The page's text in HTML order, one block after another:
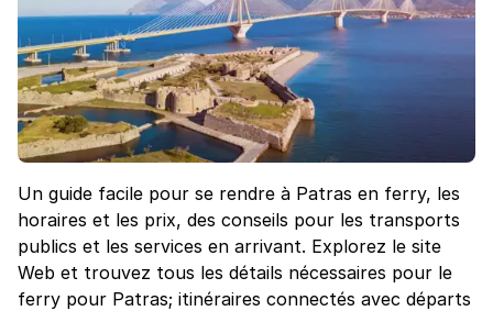
Un guide facile pour se rendre à Patras en ferry, les
horaires et les prix, des conseils pour les transports
publics et les services en arrivant. Explorez le site
Web et trouvez tous les détails nécessaires pour le
ferry pour Patras; itinéraires connectés avec départs